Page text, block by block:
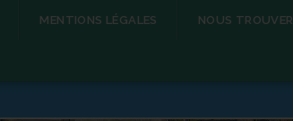
MENTIONS LÉGALES NOUS TROUVER